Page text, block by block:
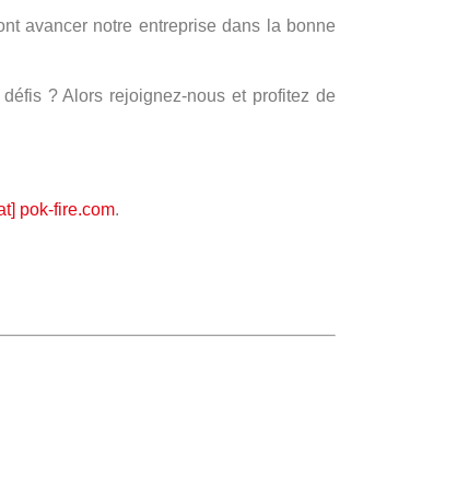
avancer notre entreprise dans la bonne
? Alors rejoignez-nous et profitez de
pok-fire.com.